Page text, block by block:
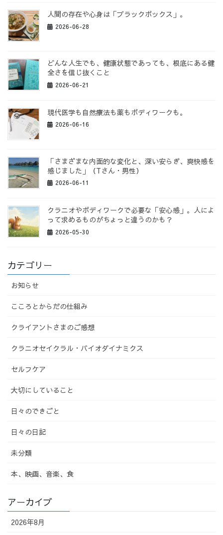
人間の存在や心身は「ブラックボックス」。
2026-06-28
どんな人生でも、健康状態であっても、根底にある健
全さを信じ抜くこと
2026-06-21
現代医学も自然療法も薬もボディワークも。
2026-06-16
「さまざまな内面的な変化と、深い安らぎ、爽快感を
感じました」（Tさん・男性）
2026-06-11
クラニオやボディワークで必要な「安心感」。人によ
って求めるものがちょっと違うのかも？
2026-05-30
カテゴリー
お知らせ
こころとからだの仕組み
クライアントさまのご感想
クラニオセイクラル・バイオダイナミクス
セルフケア
大切にしていること
日々のできごと
日々の日記
未分類
本、映画、音楽、食
アーカイブ
2026年8月